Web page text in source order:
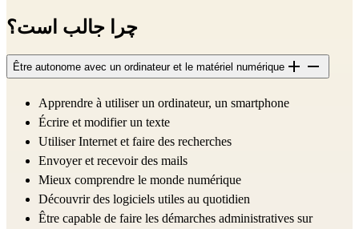
چرا جالب است؟
Être autonome avec un ordinateur et le matériel numérique
Apprendre à utiliser un ordinateur, un smartphone
Écrire et modifier un texte
Utiliser Internet et faire des recherches
Envoyer et recevoir des mails
Mieux comprendre le monde numérique
Découvrir des logiciels utiles au quotidien
Être capable de faire les démarches administratives sur